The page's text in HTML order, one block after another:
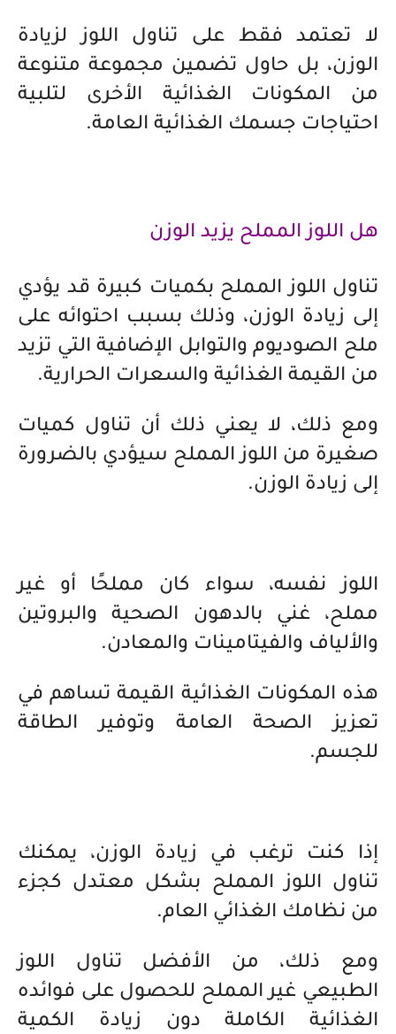
لا تعتمد فقط على تناول اللوز لزيادة
الوزن، بل حاول تضمين مجموعة متنوعة
من المكونات الغذائية الأخرى لتلبية
احتياجات جسمك الغذائية العامة.
هل اللوز المملح يزيد الوزن
تناول اللوز المملح بكميات كبيرة قد يؤدي
إلى زيادة الوزن، وذلك بسبب احتوائه على
ملح الصوديوم والتوابل الإضافية التي تزيد
من القيمة الغذائية والسعرات الحرارية.
ومع ذلك، لا يعني ذلك أن تناول كميات
صغيرة من اللوز المملح سيؤدي بالضرورة
إلى زيادة الوزن.
اللوز نفسه، سواء كان مملحًا أو غير
مملح، غني بالدهون الصحية والبروتين
والألياف والفيتامينات والمعادن.
هذه المكونات الغذائية القيمة تساهم في
تعزيز الصحة العامة وتوفير الطاقة
للجسم.
إذا كنت ترغب في زيادة الوزن، يمكنك
تناول اللوز المملح بشكل معتدل كجزء
من نظامك الغذائي العام.
ومع ذلك، من الأفضل تناول اللوز
الطبيعي غير المملح للحصول على فوائده
الغذائية الكاملة دون زيادة الكمية